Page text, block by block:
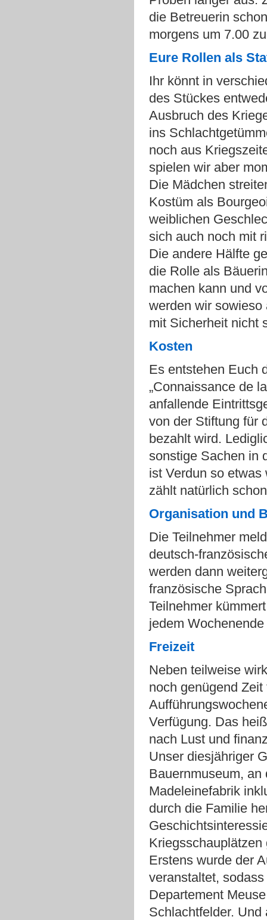
die Betreuerin
morgens um 7.00
Eure Rollen als
Ihr könnt in
des Stückes
Ausbruch des
ins
noch aus
spielen wir aber
Die Mädchen
Kostüm als
weiblichen
sich auch noch mit
Die andere Hälfte
die Rolle als
machen kann und
werden wir sowieso
mit Sicherheit nicht
Kosten
Es entstehen Euch
„Connaissance de
anfallende
von der Stiftung für
bezahlt wird.
sonstige Sachen in
ist Verdun so
zählt natürlich
Organisation und
Die Teilnehmer
deutsch-
werden dann
französische
Teilnehmer
jedem
Freizeit
Neben teilweise
noch genügend
Verfügung. Das
nach Lust und
Unser diesjähriger
Bauernmuseum,
Madeleinefabrik
durch die Familie
Erstens wurde der
veranstaltet,
Departement
Schlachtfelder.